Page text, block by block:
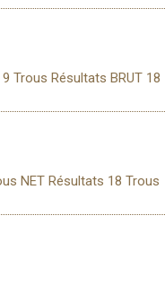
Trous Résultats BRUT 18
NET Résultats 18 Trous